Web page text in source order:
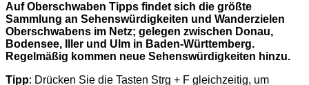
Auf Oberschwaben Tipps findet sich die größte
Sammlung an Sehenswürdigkeiten und Wanderzielen
Oberschwabens im Netz; gelegen zwischen Donau,
Bodensee, Iller und Ulm in Baden-Württemberg.
Regelmäßig kommen neue Sehenswürdigkeiten hinzu.
Tipp: Drücken Sie die Tasten Strg + F gleichzeitig, um